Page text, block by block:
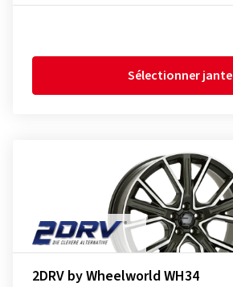
Sélectionner jante
2DRV by Wheelworld WH34